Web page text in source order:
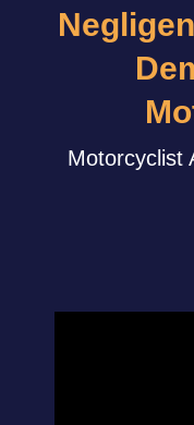
Motorcyclist